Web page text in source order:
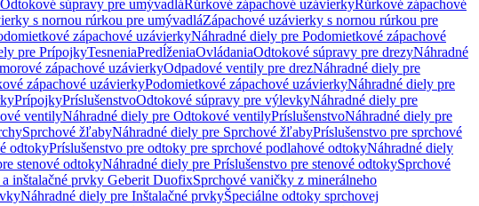
súpravy pre umývadláRúrkové zápachové uzávierkyRúrkové zápachové
s nornou rúrkou pre umývadláZápachové uzávierky s nornou rúrkou pre
zápachové uzávierkyNáhradné diely pre Podomietkové zápachové
pre PrípojkyTesneniaPredĺženiaOvládaniaOdtokové súpravy pre drezyNáhradné
zápachové uzávierkyOdpadové ventily pre drezNáhradné diely pre
zápachové uzávierkyPodomietkové zápachové uzávierkyNáhradné diely pre
PrípojkyPríslušenstvoOdtokové súpravy pre výlevkyNáhradné diely pre
ventilyNáhradné diely pre Odtokové ventilyPríslušenstvoNáhradné diely pre
Sprchové žľabyNáhradné diely pre Sprchové žľabyPríslušenstvo pre sprchové
odtokyPríslušenstvo pre odtoky pre sprchové podlahové odtokyNáhradné diely
stenové odtokyNáhradné diely pre Príslušenstvo pre stenové odtokySprchové
inštalačné prvky Geberit DuofixSprchové vaničky z minerálneho
Náhradné diely pre Inštalačné prvkyŠpeciálne odtoky sprchovej